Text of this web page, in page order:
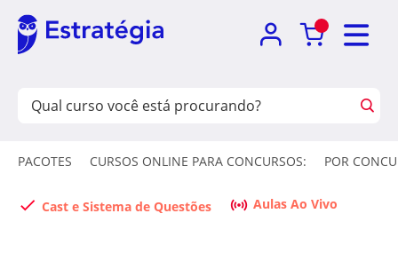
PACOTES CURSOS ONLINE PARA CONCURSOS: POR
Cast e Sistema de Questões Aulas Ao Vivo